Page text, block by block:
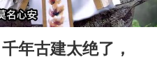
中一签有望赚20万元
教练老尼尔森去世
05:18
年古建太绝了，